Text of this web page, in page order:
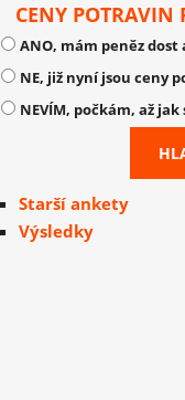
CENY
ANO, mám peněz
NE, již nyní jsou ceny
NEVÍM, počkám, až
Starší ankety
Výsledky